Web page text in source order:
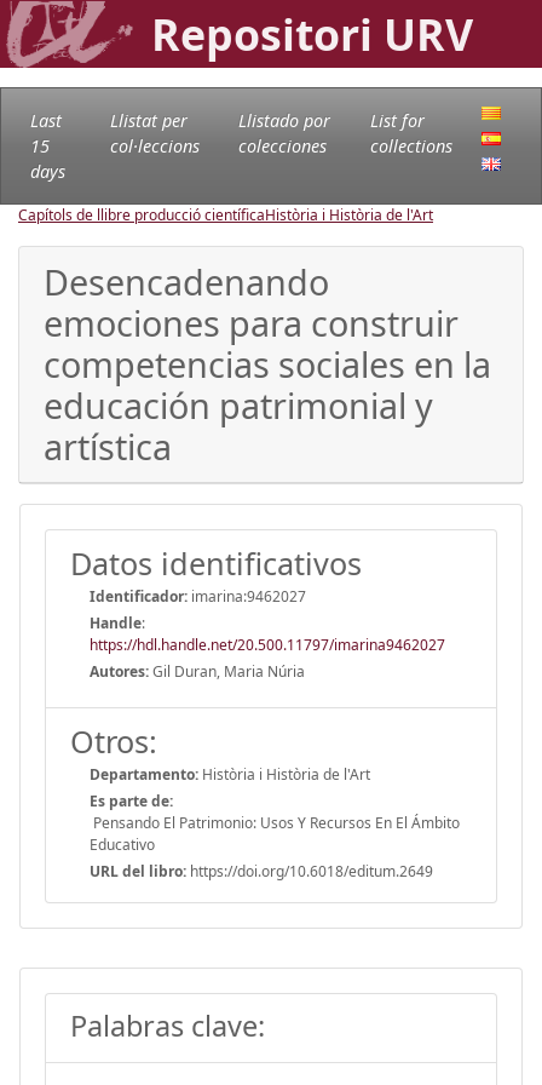
Repositori URV
Last
15
days
Llistat per
col·leccions
Llistado por
colecciones
List for
collections
Capítols de llibre producció científicaHistòria i Història de l'Art
Desencadenando
emociones para construir
competencias sociales en la
educación patrimonial y
artística
Datos identificativos
Identificador: imarina:9462027
Handle:
https://hdl.handle.net/20.500.11797/imarina9462027
Autores:Gil Duran, Maria Núria
Otros:
Departamento: Història i Història de l'Art
Es parte de:
Pensando El Patrimonio: Usos Y Recursos En El Ámbito
Educativo
URL del libro: https://doi.org/10.6018/editum.2649
Palabras clave: